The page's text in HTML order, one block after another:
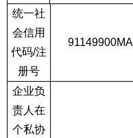
统一社
会信用
代码/注
册号
企业负
责人在
个私协